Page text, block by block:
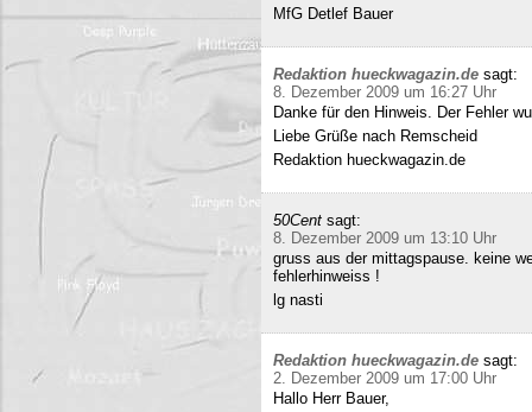
MfG Detlef Bauer
Redaktion hueckwagazin.de sagt:
8. Dezember 2009 um 16:27 Uhr
Danke für den Hinweis. Der Fehler
Liebe Grüße nach Remscheid
Redaktion hueckwagazin.de
50Cent sagt:
8. Dezember 2009 um 13:10 Uhr
gruss aus der mittagspause. keine
fehlerhinweiss !
lg nasti
Redaktion hueckwagazin.de sagt:
2. Dezember 2009 um 17:00 Uhr
Hallo Herr Bauer,